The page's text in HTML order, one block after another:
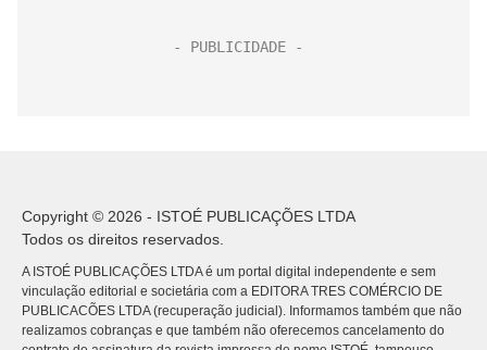
Copyright © 2026 - ISTOÉ PUBLICAÇÕES LTDA
Todos os direitos reservados.
A ISTOÉ PUBLICAÇÕES LTDA é um portal digital independente e sem
vinculação editorial e societária com a EDITORA TRES COMÉRCIO DE
PUBLICACÕES LTDA (recuperação judicial). Informamos também que não
realizamos cobranças e que também não oferecemos cancelamento do